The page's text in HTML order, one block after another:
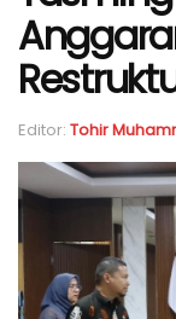
Editor: Tohir